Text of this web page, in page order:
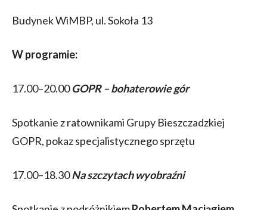
Budynek WiMBP, ul. Sokoła 13
W programie:
17.00–20.00GOPR – bohaterowie gór
Spotkanie z ratownikami Grupy Bieszczadzkiej
GOPR, pokaz specjalistycznego sprzętu
17.00–18.30Na szczytach wyobraźni